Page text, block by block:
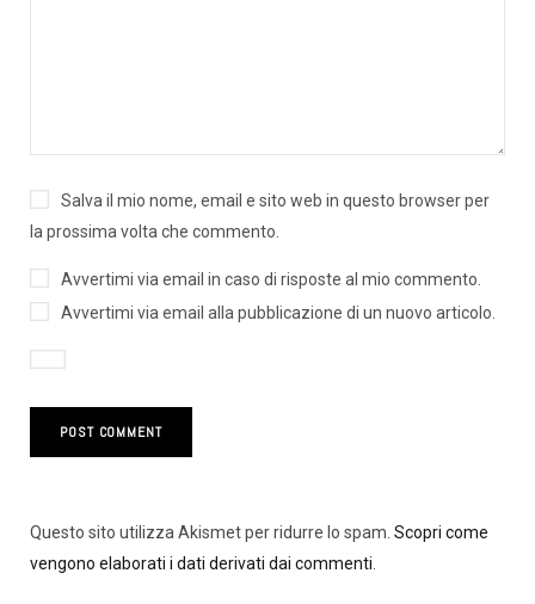
Salva il mio nome, email e sito web in questo browser per
la prossima volta che commento.
Avvertimi via email in caso di risposte al mio commento.
Avvertimi via email alla pubblicazione di un nuovo articolo.
Questo sito utilizza Akismet per ridurre lo spam. Scopri come
vengono elaborati i dati derivati dai commenti